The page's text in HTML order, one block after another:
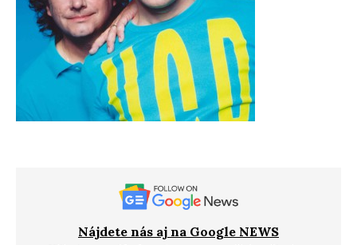
Nájdete nás aj na Google NEWS